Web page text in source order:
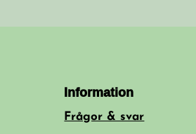
Information
Frågor & svar